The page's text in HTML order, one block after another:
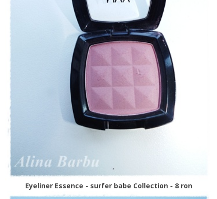
Eyeliner Essence - surfer babe Collection - 8 ron